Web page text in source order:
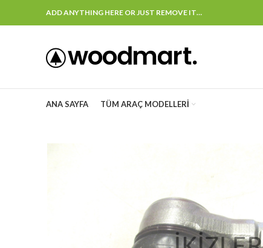
ADD ANYTHING HERE OR JUST REMOVE IT…
ANA SAYFA TÜM ARAÇ MODELLERI